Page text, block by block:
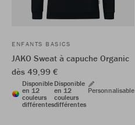
ENFANTS BASICS
JAKO Sweat à capuche Organic
dès 49,99 €
Disponible
en 12
couleurs
différentes
Disponible
en 12
couleurs
différentes
Personnalisable